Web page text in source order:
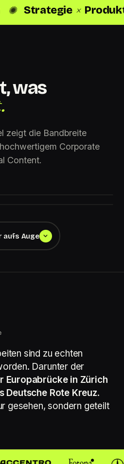
× Produktion ✺
was
zeigt die Bandbreite
Corporate
Content.
aufs Auge
sind zu echten
Darunter der
Europabrücke in Zürich
Deutsche Rote Kreuz.
gesehen, sondern geteilt